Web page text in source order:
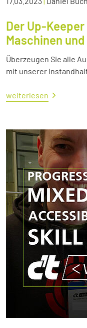
Der Up-
Maschinen
Überzeugen Sie alle
mit unserer
weiterlesen